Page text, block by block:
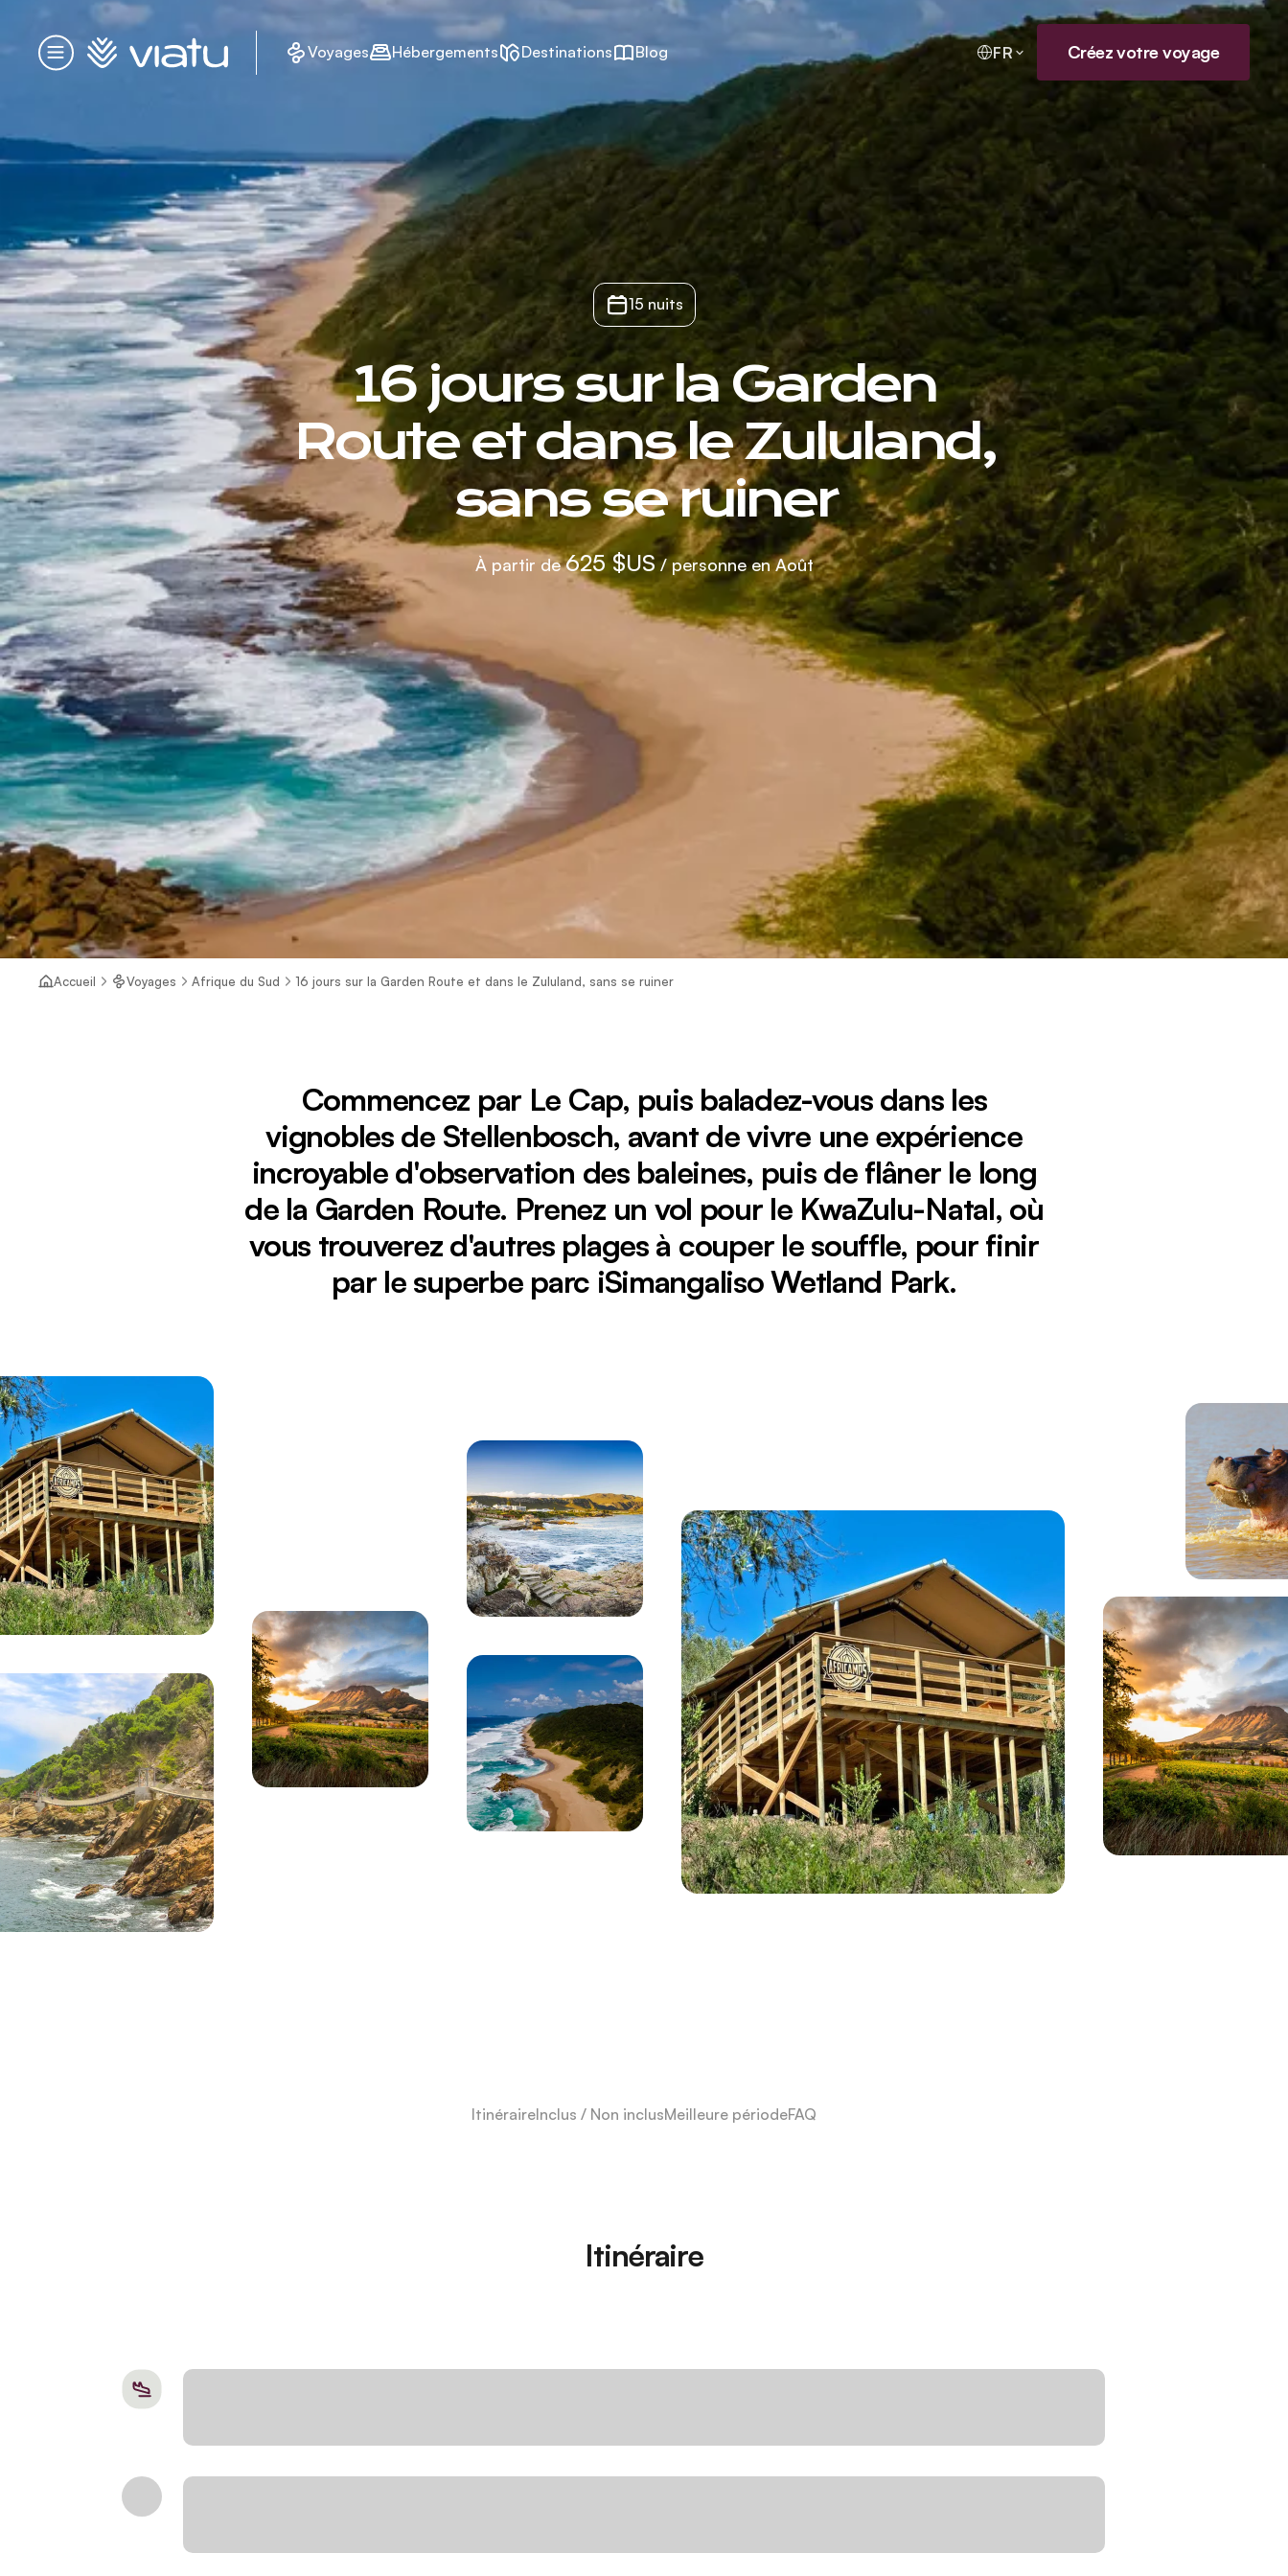
Menu
Accueil Voyages Hébergements Destinations Blog FR Créez votre voyage
Affichage :
Vue aérienne de la côte sauvage le long de la Garden Route en Afrique du Sud, avec ses vagues turquoise qui viennent se briser sur une plage dorée bordée d'une
forêt luxuriante.
15 nuits
16 jours sur la Garden
Route et dans le Zululand,
sans se ruiner
À partir de625 $US/ personne en Août
Accueil Voyages Afrique du Sud 16 jours sur la Garden Route et dans le Zululand, sans se ruiner
Commencez par Le Cap, puis baladez-vous dans les
vignobles de Stellenbosch, avant de vivre une expérience
incroyable d'observation des baleines, puis de flâner le long
de la Garden Route. Prenez un vol pour le KwaZulu-Natal, où
vous trouverez d'autres plages à couper le souffle, pour finir
par le superbe parc iSimangaliso Wetland Park.
ItinéraireInclus / Non inclusMeilleure périodeFAQ
Itinéraire